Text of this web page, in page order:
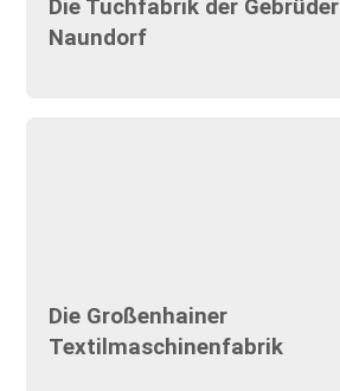
Die Tuchfabrik der Gebrüder
Naundorf
Die Großenhainer
Textilmaschinenfabrik